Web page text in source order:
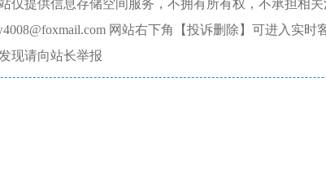
仅提供信息存储空间服务，不拥有所有权，不承担相
网站右下角【投诉删除】可进入实时
现请向站长举报